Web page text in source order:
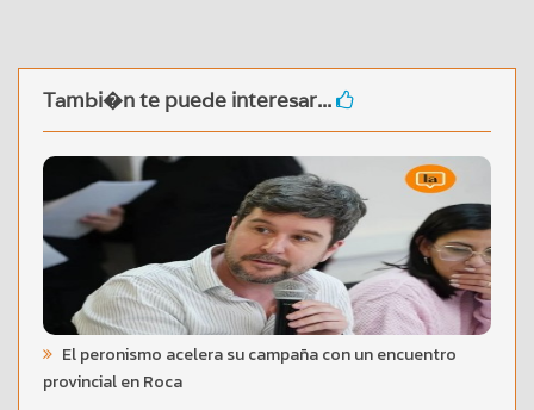
Tambi�n te puede interesar...
El peronismo acelera su campaña con un encuentro
provincial en Roca